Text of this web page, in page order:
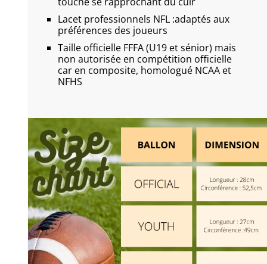
Lacet professionnels NFL :adaptés aux
préférences des joueurs
Taille officielle FFFA (U19 et sénior) mais
non autorisée en compétition officielle
car en composite, homologué NCAA et
NFHS